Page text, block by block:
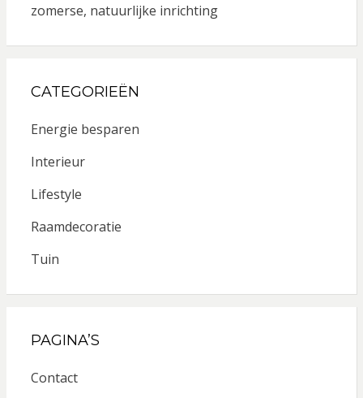
zomerse, natuurlijke inrichting
CATEGORIEËN
Energie besparen
Interieur
Lifestyle
Raamdecoratie
Tuin
PAGINA’S
Contact